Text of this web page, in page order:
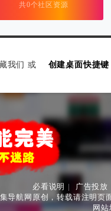
共0个社区资源
我们 或 创建桌面快捷键
必看说明 | 广告投放
导航网原创，转载请注明页
网站